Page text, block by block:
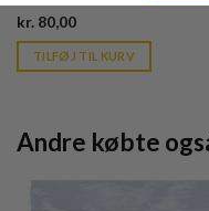
kr. 80,00Current
is:
kr. 39,95.
TILFØJ TIL KURV
Andre købte